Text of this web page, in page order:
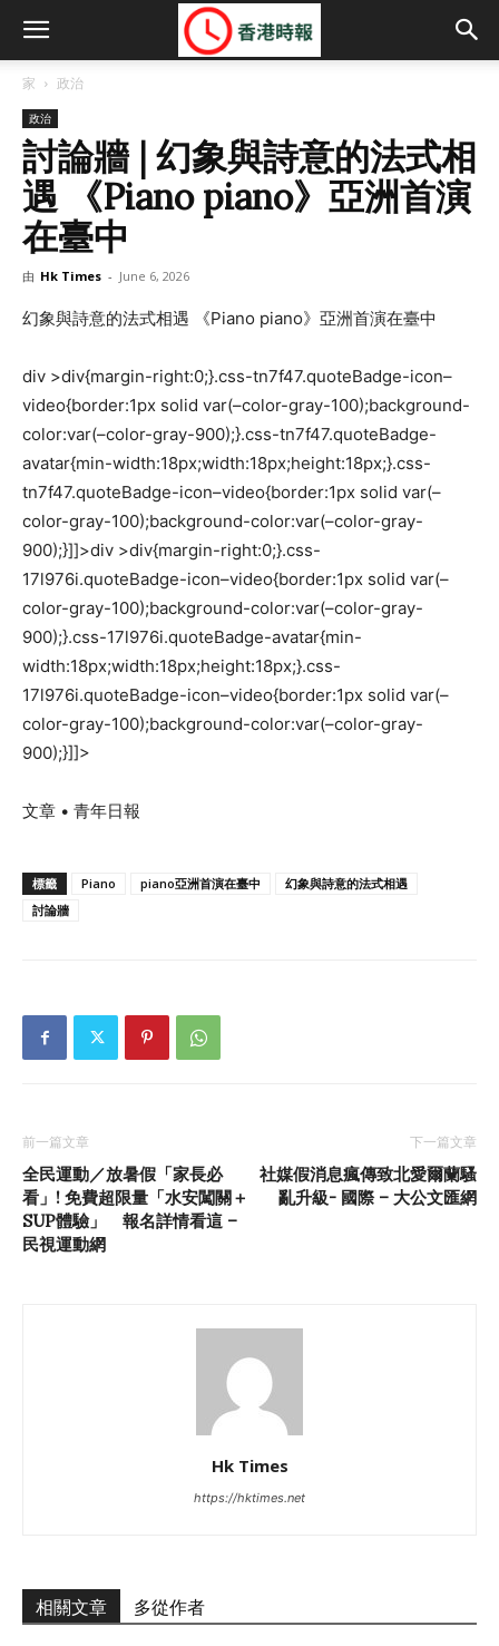
家 政治
政治
討論牆 | 幻象與詩意的法式相
遇 《Piano piano》亞洲首演
在臺中
由 Hk Times - June 6, 2026
幻象與詩意的法式相遇 《Piano piano》亞洲首演在臺中
div >div{margin-right:0;}.css-tn7f47.quoteBadge-icon–
video{border:1px solid var(–color-gray-100);background-
color:var(–color-gray-900);}.css-tn7f47.quoteBadge-
avatar{min-width:18px;width:18px;height:18px;}.css-
tn7f47.quoteBadge-icon–video{border:1px solid var(–
color-gray-100);background-color:var(–color-gray-
900);}]]>div >div{margin-right:0;}.css-
17l976i.quoteBadge-icon–video{border:1px solid var(–
color-gray-100);background-color:var(–color-gray-
900);}.css-17l976i.quoteBadge-avatar{min-
width:18px;width:18px;height:18px;}.css-
17l976i.quoteBadge-icon–video{border:1px solid var(–
color-gray-100);background-color:var(–color-gray-
900);}]]>
文章 • 青年日報
標籤 Piano piano亞洲首演在臺中
幻象與詩意的法式相遇
討論牆
前一篇文章
全民運動／放暑假「家長必
看」! 免費超限量「水安闖關＋
SUP體驗」 報名詳情看這 –
民視運動網
下一篇文章
社媒假消息瘋傳致北愛爾蘭騷
亂升級- 國際 – 大公文匯網
Hk Times
https://hktimes.net
相關文章 多從作者